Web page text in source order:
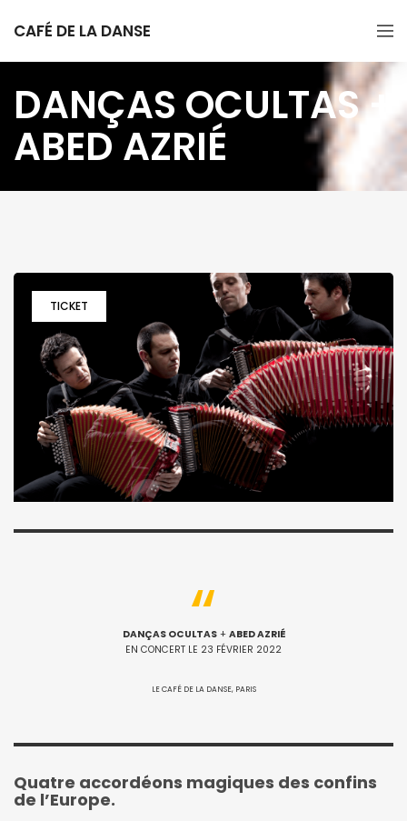
CAFÉ DE LA DANSE
DANÇAS OCULTAS +
ABED AZRIÉ
TICKET
DANÇAS OCULTAS+ ABED AZRIÉ
EN CONCERT LE 23 FÉVRIER 2022
LE CAFÉ DE LA DANSE, PARIS
Quatre accordéons magiques des confins
de l’Europe.